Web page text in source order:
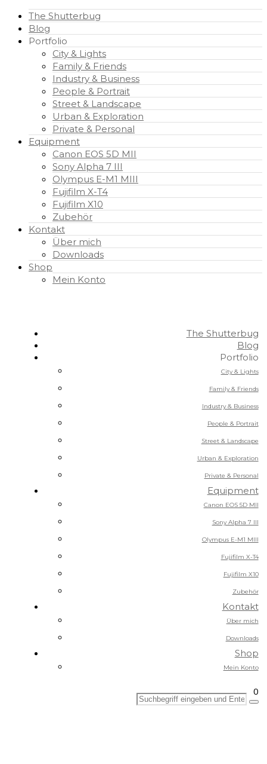
The Shutterbug
Blog
Portfolio
City & Lights
Family & Friends
Industry & Business
People & Portrait
Street & Landscape
Urban & Exploration
Private & Personal
Equipment
Canon EOS 5D MII
Sony Alpha 7 III
Olympus E-M1 MIII
Fujifilm X-T4
Fujifilm X10
Zubehör
Kontakt
Über mich
Downloads
Shop
Mein Konto
The Shutterbug
Blog
Portfolio
City & Lights
Family & Friends
Industry & Business
People & Portrait
Street & Landscape
Urban & Exploration
Private & Personal
Equipment
Canon EOS 5D MII
Sony Alpha 7 III
Olympus E-M1 MIII
Fujifilm X-T4
Fujifilm X10
Zubehör
Kontakt
Über mich
Downloads
Shop
Mein Konto
0